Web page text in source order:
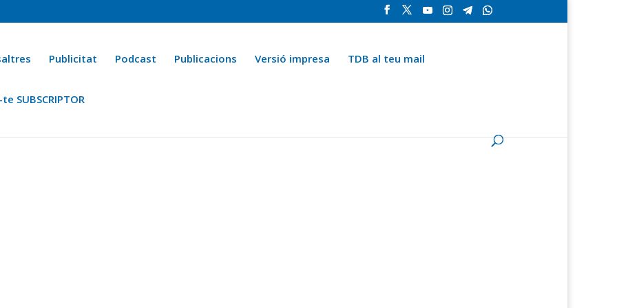
Publicitat Podcast Publicacions Versió impresa TDB al teu mail
SUBSCRIPTOR
Ara fa 25 anys